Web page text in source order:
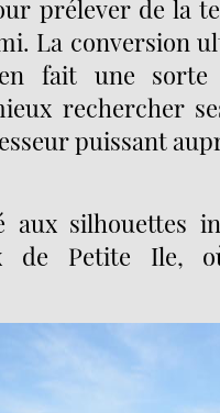
prélever de la
La conversion
fait une
rechercher
puissant
aux silhouettes
de Petite Ile,